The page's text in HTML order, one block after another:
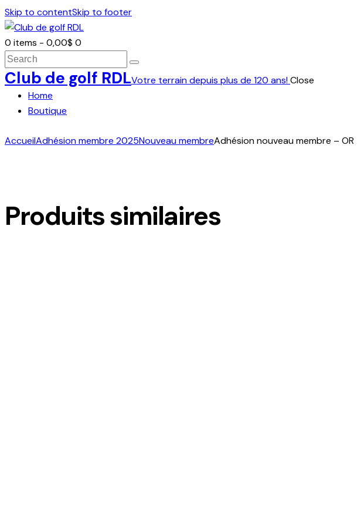
Skip to contentSkip to footer
0 items - 0,00$ 0
Search
Club de golf RDLVotre terrain depuis plus de 120 ans!Close
Home
Boutique
facebook-
twitter-
dribble-
instagram
AccueilAdhésion membre 2025Nouveau membreAdhésion nouveau membre – OR
Produits similaires